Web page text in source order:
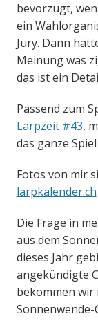
bevorzugt,
ein
Jury. Dann
Meinung was
das ist ein
Passend zum
Larpzeit #43,
das ganze
Fotos von mir
larpkalender.ch
Die Frage in
aus dem
dieses Jahr
angekündigte
bekommen wir
Sonnenwende-